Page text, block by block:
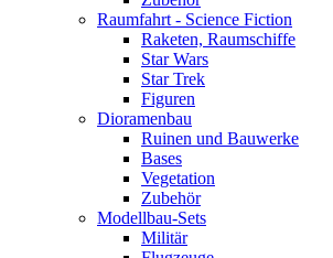
Raumfahrt - Science Fiction
Raketen, Raumschiffe
Star Wars
Star Trek
Figuren
Dioramenbau
Ruinen und Bauwerke
Bases
Vegetation
Zubehör
Modellbau-Sets
Militär